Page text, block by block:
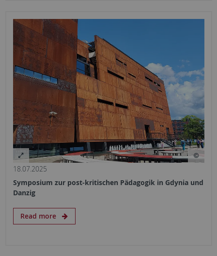
18.07.2025
Symposium zur post-kritischen Pädagogik in Gdynia und
Danzig
Read more